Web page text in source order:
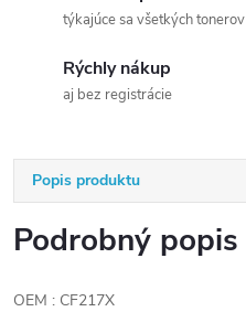
týkajúce sa všetkých tonerov
Rýchly nákup
aj bez registrácie
Popis produktu
Podrobný popis
OEM : CF217X